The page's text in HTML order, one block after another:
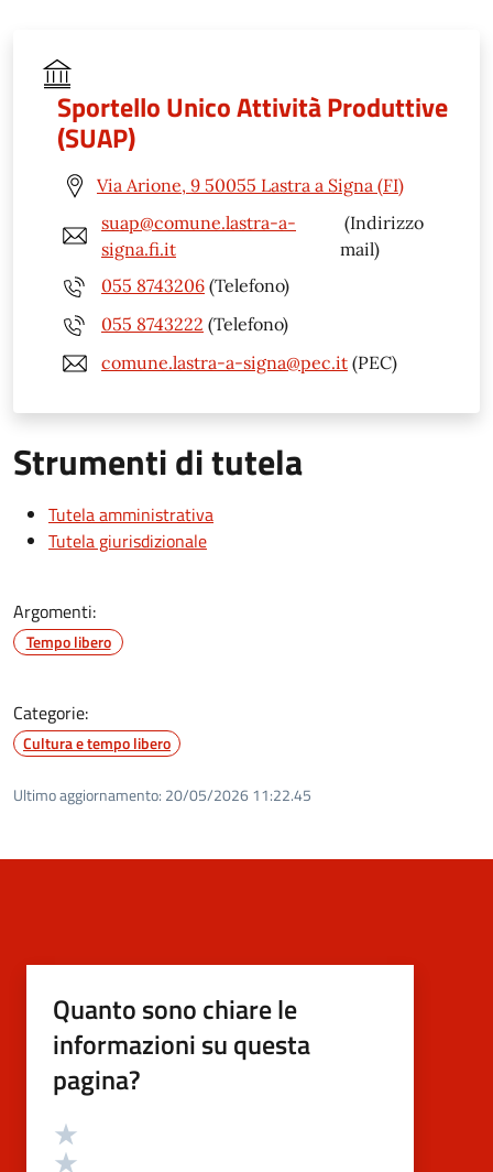
Sportello Unico Attività Produttive
(SUAP)
Via Arione, 9 50055 Lastra a Signa (FI)
suap@comune.lastra-a-
signa.fi.it
(Indirizzo
mail)
055 8743206 (Telefono)
055 8743222 (Telefono)
comune.lastra-a-signa@pec.it (PEC)
Strumenti di tutela
Tutela amministrativa
Tutela giurisdizionale
Argomenti:
Tempo libero
Categorie:
Cultura e tempo libero
Ultimo aggiornamento: 20/05/2026 11:22.45
Quanto sono chiare le
informazioni su questa
pagina?
Valutazione